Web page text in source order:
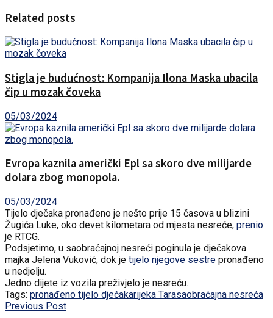
Related posts
Stigla je budućnost: Kompanija Ilona Maska ubacila
čip u mozak čoveka
05/03/2024
Evropa kaznila američki Epl sa skoro dve milijarde
dolara zbog monopola.
05/03/2024
Tijelo dječaka pronađeno je nešto prije 15 časova u blizini
Žugića Luke, oko devet kilometara od mjesta nesreće, prenio
je RTCG.
Podsjetimo, u saobraćajnoj nesreći poginula je dječakova
majka Jelena Vuković, dok je tijelo njegove sestre pronađeno
u nedjelju.
Jedno dijete iz vozila preživjelo je nesreću.
Tags: pronađeno tijelo dječakarijeka Tarasaobraćajna nesreća
Previous Post